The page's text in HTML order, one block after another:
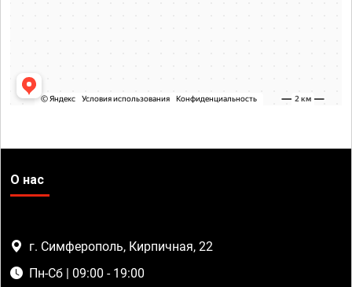
О нас
г. Симферополь, Кирпичная, 22
Пн-Сб | 09:00 - 19:00